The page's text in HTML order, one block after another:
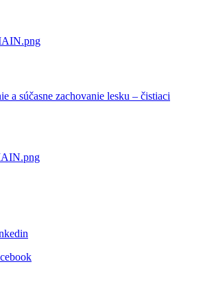
a súčasne zachovanie lesku – čistiaci